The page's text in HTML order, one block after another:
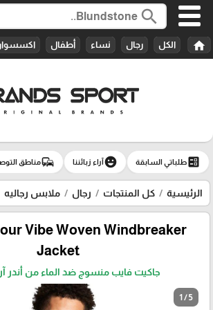
search
home الكل رجال نساء أطفال
ballotطلباتي السابقة emoji_emotionsآراء زبائننا commuteمناطق
الرئيسية كل المنتجات رجال ملابس رجاليه
Vibe Woven Windbreaker
Jacket
جاكيت فايب منسوج ضد الماء من أندر
1 / 5